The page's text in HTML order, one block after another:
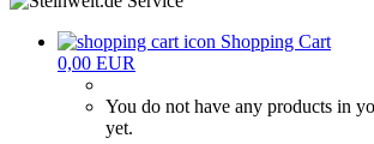
Shopping Cart
0,00 EUR
You do not have any products in
yet.